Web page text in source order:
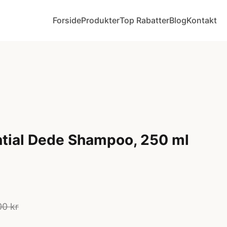
ForsideProdukterTop RabatterBlogKontakt
Dede Shampoo, 250 ml
kr